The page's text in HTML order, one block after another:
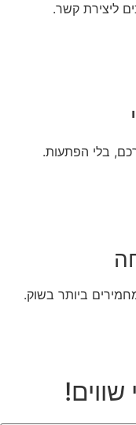
ליצירת קשר.
בלי הפתעות.
ביותר בשוק.